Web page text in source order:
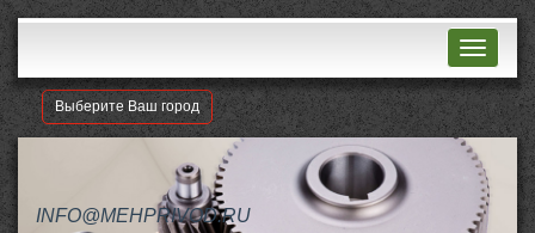
Выберите Ваш город
INFO@MEHPRIVOD.RU